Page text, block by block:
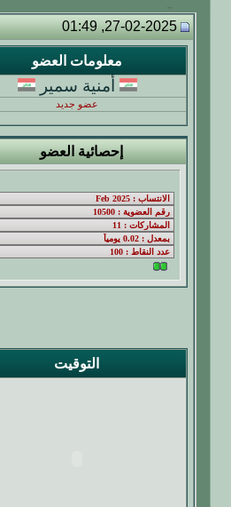
27-02-2025, 01:49
معلومات العضو
أمنية سمير
عضو جديد
إحصائية العضو
التوقيت